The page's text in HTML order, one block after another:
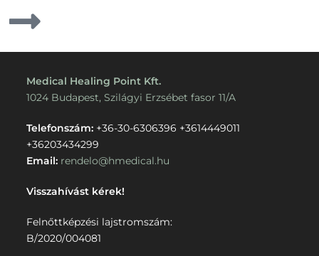
Medical Healing Point Kft.
1024 Budapest, Szilágyi Erzsébet fasor 11/A
Telefonszám: +36-30-6306396 +3614449011
+36203434299
Email: rendelo@hmedical.hu
Visszahívást kérek!
Felnőttképzési lajstromszám:
B/2020/004081